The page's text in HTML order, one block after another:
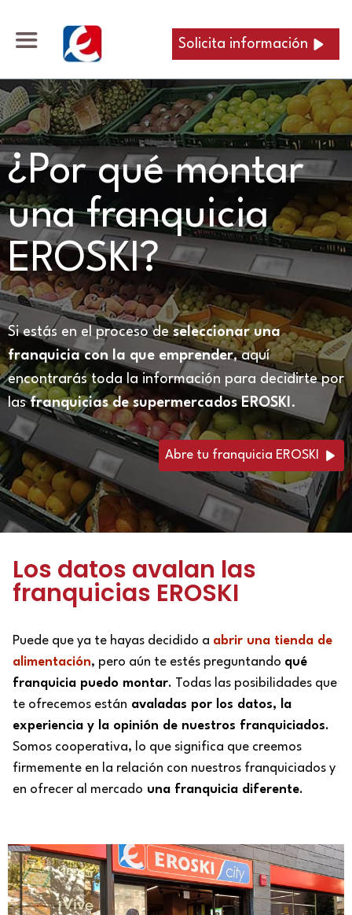
Solicita información
¿Por qué montar
una franquicia
EROSKI?
Si estás en el proceso de seleccionar una
franquicia con la que emprender, aquí
encontrarás toda la información para decidirte por
lasfranquicias de supermercadosEROSKI .
Abre tu franquicia EROSKI
Los datos avalan las
franquicias EROSKI
Puede que ya te hayas decidido a abrir una tienda de
alimentación, pero aún te estés preguntando qué
franquicia puedo montar. Todas las posibilidades que
te ofrecemos están avaladas por los datos, la
experiencia y la opinión de nuestros franquiciados.
Somos cooperativa, lo que significa que creemos
firmemente en la relación con nuestros franquiciados y
en ofrecer al mercado una franquicia diferente.